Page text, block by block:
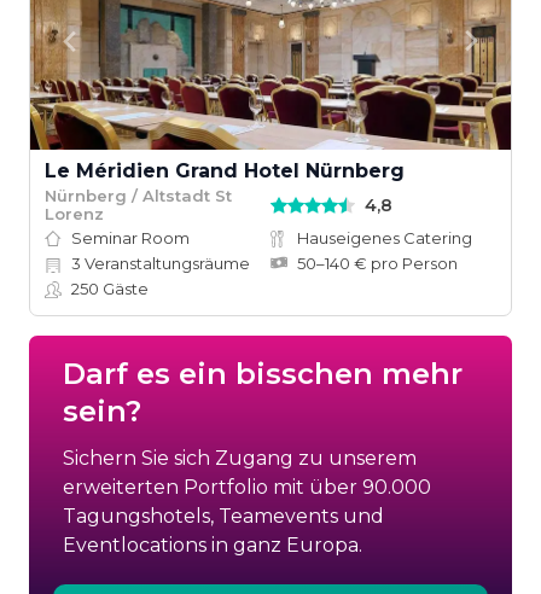
Le Méridien Grand Hotel Nürnberg
Nürnberg / Altstadt St
Lorenz
4,8
Seminar Room
Hauseigenes Catering
3 Veranstaltungsräume
50–140 € pro Person
250 Gäste
Darf es ein bisschen mehr
sein?
Sichern Sie sich Zugang zu unserem
erweiterten Portfolio mit über 90.000
Tagungshotels, Teamevents und
Eventlocations in ganz Europa.